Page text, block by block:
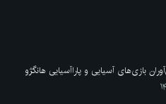
بازی‌های آسیایی و پاراآسیایی هانگژو